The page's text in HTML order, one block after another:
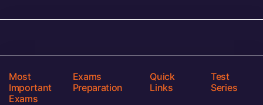
Most
Important
Exams
Exams
Preparation
Quick
Links
Test
Series